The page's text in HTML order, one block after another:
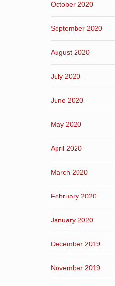
October 2020
September 2020
August 2020
July 2020
June 2020
May 2020
April 2020
March 2020
February 2020
January 2020
December 2019
November 2019